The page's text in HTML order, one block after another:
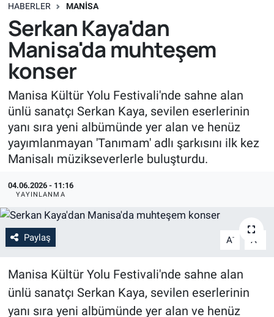
HABERLER MANISA
Serkan Kaya'dan
Manisa'da muhteşem
konser
Manisa Kültür Yolu Festivali'nde sahne alan
ünlü sanatçı Serkan Kaya, sevilen eserlerinin
yanı sıra yeni albümünde yer alan ve henüz
yayımlanmayan 'Tanımam' adlı şarkısını ilk kez
Manisalı müzikseverlerle buluşturdu.
04.06.2026 - 11:16
YAYINLANMA
Paylaş A- A
Manisa Kültür Yolu Festivali'nde sahne alan
ünlü sanatçı Serkan Kaya, sevilen eserlerinin
yanı sıra yeni albümünde yer alan ve henüz
Süper Lig Puan Durumu ve Fikstür
Tüm Manşetler
Son Dakika Haberleri
Haber Arşivi